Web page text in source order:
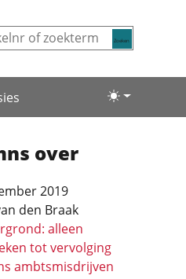
Lichte/
over
2019
den Braak
alleen
tot vervolging
ambtsmisdrijven